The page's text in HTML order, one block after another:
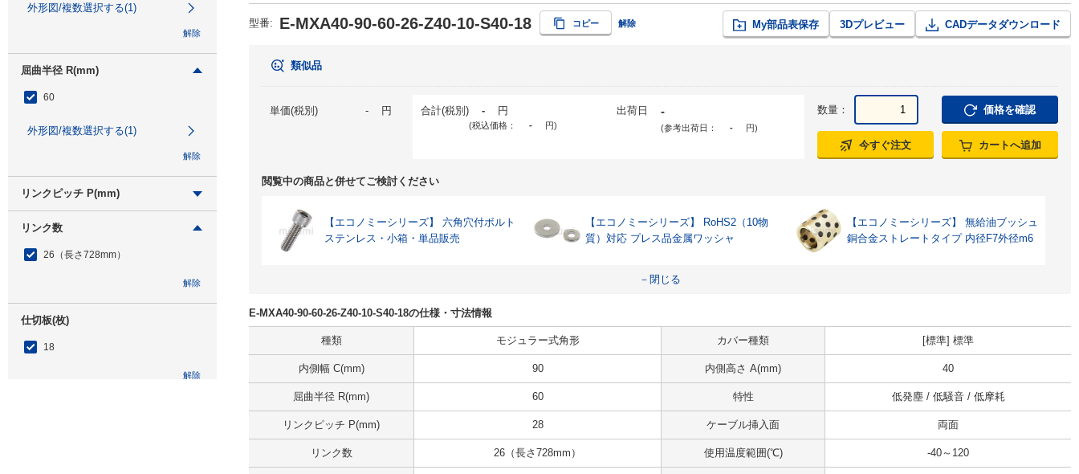
外形図/複数選択する(1)
解除
屈曲半径 R(mm)
60
外形図/複数選択する(1)
解除
リンクピッチ P(mm)
外形図/複数選択する(1)
解除
リンク数
26（長さ728mm）
解除
仕切板(枚)
18
解除
型番: E-MXA40-90-60-26-Z40-10-S40-18 コピー 解除 My部品表保存 3Dプレビュー CADデータダウンロード
類似品
単価(税別) - 円 合計(税別) - 円
(税込価格： - 円)
出荷日 -
(参考出荷日： - 円)
数量： 価格を確認
今すぐ注文 カートへ追加
閲覧中の商品と併せてご検討ください
【エコノミーシリーズ】 六角穴付ボルト
ステンレス・小箱・単品販売
【エコノミーシリーズ】 RoHS2（10物
質）対応 プレス品金属ワッシャ
【エコノミーシリーズ】 無給油ブッシュ
銅合金ストレートタイプ 内径F7外径m6
－閉じる
E-MXA40-90-60-26-Z40-10-S40-18の仕様・寸法情報
種類 モジュラー式角形 カバー種類 [標準] 標準
内側幅 C(mm) 90 内側高さ A(mm) 40
屈曲半径 R(mm) 60 特性 低発塵 / 低騒音 / 低摩耗
リンクピッチ P(mm) 28 ケーブル挿入面 両面
リンク数 26（長さ728mm） 使用温度範囲(℃) -40～120